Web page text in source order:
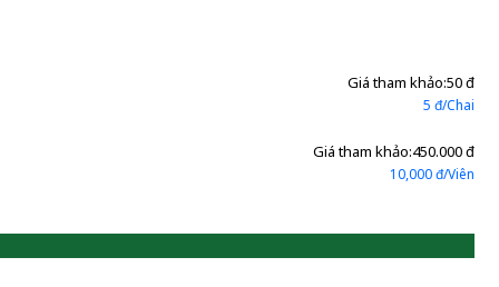
Giá tham khảo:50 đ
5 đ/Chai
Giá tham khảo:450.000 đ
10,000 đ/Viên